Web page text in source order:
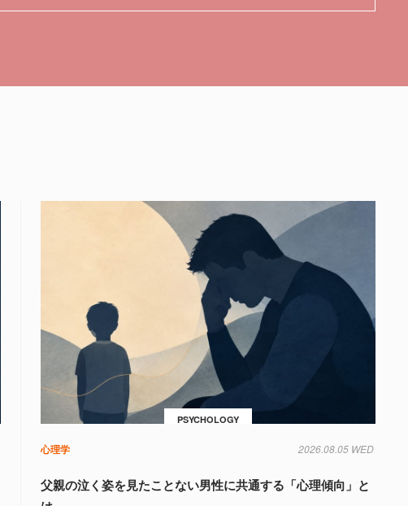
PSYCHOLOGY
心理学 2026.08.05 WED
父親の泣く姿を見たことない男性に共通する「心理傾向」と